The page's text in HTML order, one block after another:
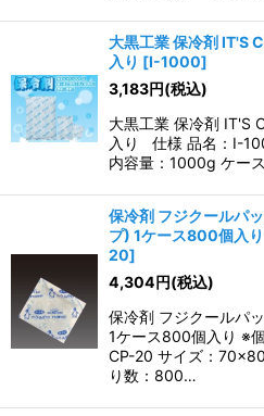
大黒工業 保冷剤 IT'S
入り [I-1000]
3,183円(税込)
大黒工業 保冷剤 IT'S
入り 仕様 品名：I-
内容量：1000g ケー
保冷剤 フジクールパ
プ) 1ケース800個入
20]
4,304円(税込)
保冷剤 フジクールパ
1ケース800個入り ※
CP-20 サイズ：
り数：800…